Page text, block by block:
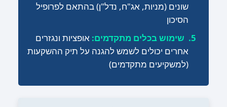
שונים (מניות, אג"ח, נדל"ן) בהתאם לפרופיל
הסיכון
שימוש בכלים מתקדמים: אופציות ונגזרים
אחרים יכולים לשמש להגנה על תיק ההשקעות
(למשקיעים מתקדמים)